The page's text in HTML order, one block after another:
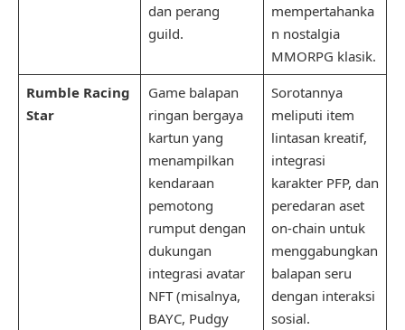
dan perang
guild.
mempertahanka
n nostalgia
MMORPG klasik.
Rumble Racing
Star
Game balapan
ringan bergaya
kartun yang
menampilkan
kendaraan
pemotong
rumput dengan
dukungan
integrasi avatar
NFT (misalnya,
BAYC, Pudgy
Sorotannya
meliputi item
lintasan kreatif,
integrasi
karakter PFP, dan
peredaran aset
on-chain untuk
menggabungkan
balapan seru
dengan interaksi
sosial.